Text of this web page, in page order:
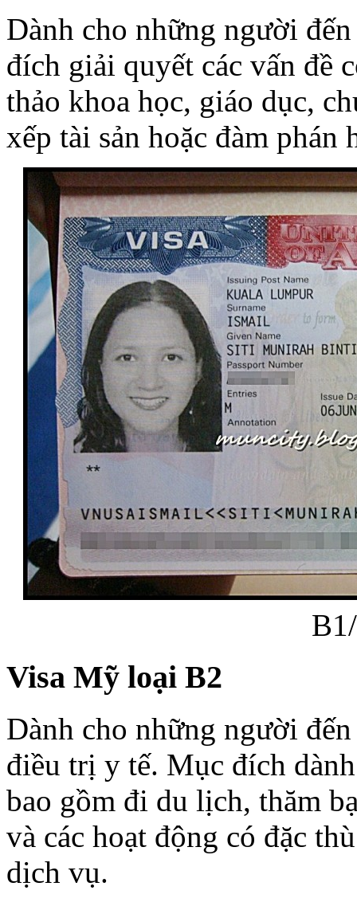
Dành cho những người
đích giải quyết các vấn đề
thảo khoa học, giáo dục,
xếp tài sản hoặc đàm
Visa Mỹ loại B2
Dành cho những người
điều trị y tế. Mục đích
bao gồm đi du lịch, thăm
và các hoạt động có đặc
dịch vụ.